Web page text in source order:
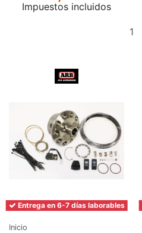
Impuestos incluidos
Entrega en 6-7 días laborables
Inicio